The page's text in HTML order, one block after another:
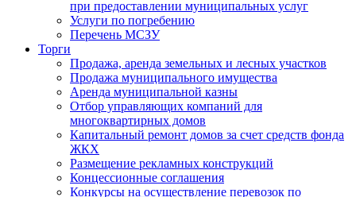
при предоставлении муниципальных услуг
Услуги по погребению
Перечень МСЗУ
Торги
Продажа, аренда земельных и лесных участков
Продажа муниципального имущества
Аренда муниципальной казны
Отбор управляющих компаний для
многоквартирных домов
Капитальный ремонт домов за счет средств фонда
ЖКХ
Размещение рекламных конструкций
Концессионные соглашения
Конкурсы на осуществление перевозок по